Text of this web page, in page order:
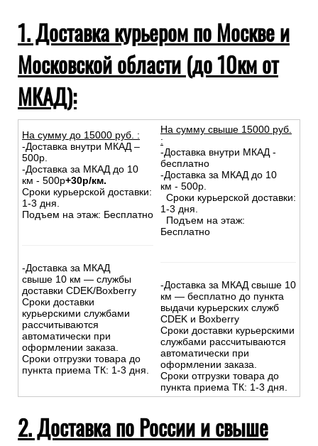
1. Доставка курьером по Москве и
Московской области (до 10км от
МКАД):
На сумму до 15000 руб. :
-Доставка внутри МКАД –
500р.
-Доставка за МКАД до 10
км - 500р+30р/км.
Сроки курьерской доставки:
1-3 дня.
Подъем на этаж: Бесплатно
-Доставка за МКАД
свыше 10 км — службы
доставки CDEK/Boxberry
Сроки доставки
курьерскими службами
рассчитываются
автоматически при
оформлении заказа.
Сроки отгрузки товара до
пункта приема ТК: 1-3 дня.
На сумму свыше 15000 руб.
:
-Доставка внутри МКАД -
бесплатно
-Доставка за МКАД до 10
км - 500р.
Сроки курьерской доставки:
1-3 дня.
Подъем на этаж:
Бесплатно
-Доставка за МКАД свыше 10
км — бесплатно до пункта
выдачи курьерских служб
CDEK и Boxberry
Сроки доставки курьерскими
службами рассчитываются
автоматически при
оформлении заказа.
Сроки отгрузки товара до
пункта приема ТК: 1-3 дня.
2. Доставка по России и свыше